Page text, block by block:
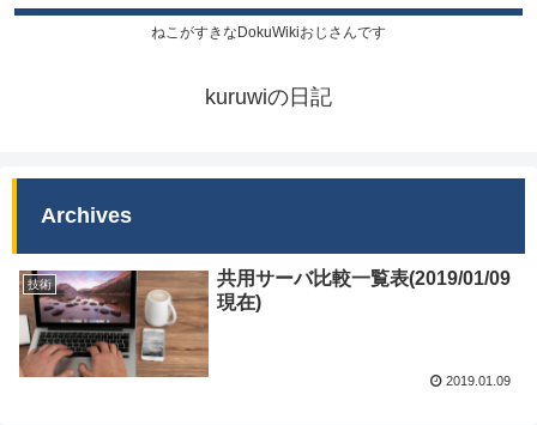
ねこがすきなDokuWikiおじさんです
kuruwiの日記
Archives
技術
共用サーバ比較一覧表(2019/01/09
現在)
2019.01.09